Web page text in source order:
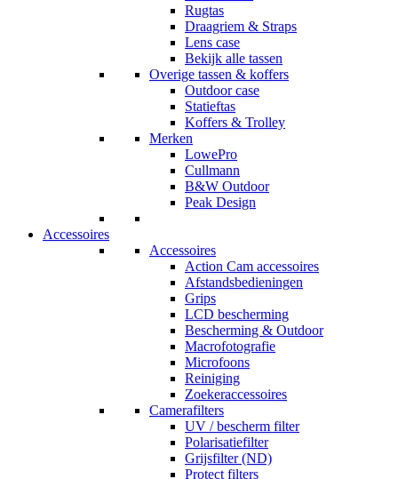
Rugtas
Draagriem & Straps
Lens case
Bekijk alle tassen
Overige tassen & koffers
Outdoor case
Statieftas
Koffers & Trolley
Merken
LowePro
Cullmann
B&W Outdoor
Peak Design
Accessoires
Accessoires
Action Cam accessoires
Afstandsbedieningen
Grips
LCD bescherming
Bescherming & Outdoor
Macrofotografie
Microfoons
Reiniging
Zoekeraccessoires
Camerafilters
UV / bescherm filter
Polarisatiefilter
Grijsfilter (ND)
Protect filters